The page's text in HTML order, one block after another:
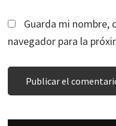
Guarda mi nombre,
navegador para la